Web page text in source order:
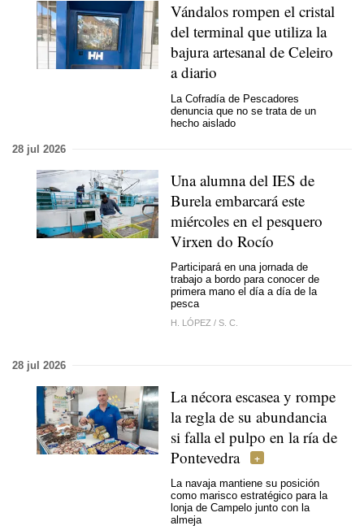
Vándalos rompen el cristal
del terminal que utiliza la
bajura artesanal de Celeiro
a diario
La Cofradía de Pescadores
denuncia que no se trata de un
hecho aislado
28 jul 2026
Una alumna del IES de
Burela embarcará este
miércoles en el pesquero
Virxen do Rocío
Participará en una jornada de
trabajo a bordo para conocer de
primera mano el día a día de la
pesca
H. LÓPEZ / S. C.
28 jul 2026
La nécora escasea y rompe
la regla de su abundancia
si falla el pulpo en la ría de
Pontevedra
La navaja mantiene su posición
como marisco estratégico para la
lonja de Campelo junto con la
almeja